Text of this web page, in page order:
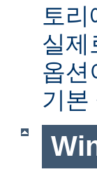
토
실제
옵션
기본